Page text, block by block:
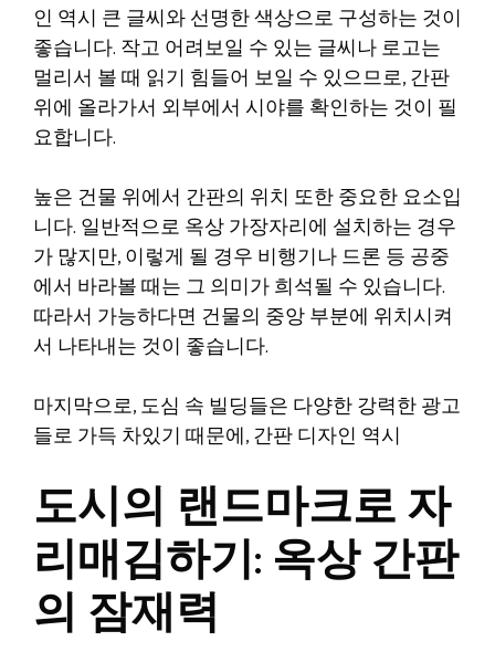
인 역시 큰 글씨와 선명한 색상으로 구성하는 것이
좋습니다. 작고 어려보일 수 있는 글씨나 로고는
멀리서 볼 때 읽기 힘들어 보일 수 있으므로, 간판
위에 올라가서 외부에서 시야를 확인하는 것이 필
요합니다.
높은 건물 위에서 간판의 위치 또한 중요한 요소입
니다. 일반적으로 옥상 가장자리에 설치하는 경우
가 많지만, 이렇게 될 경우 비행기나 드론 등 공중
에서 바라볼 때는 그 의미가 희석될 수 있습니다.
따라서 가능하다면 건물의 중앙 부분에 위치시켜
서 나타내는 것이 좋습니다.
마지막으로, 도심 속 빌딩들은 다양한 강력한 광고
들로 가득 차있기 때문에, 간판 디자인 역시
도시의 랜드마크로 자
리매김하기: 옥상 간판
의 잠재력